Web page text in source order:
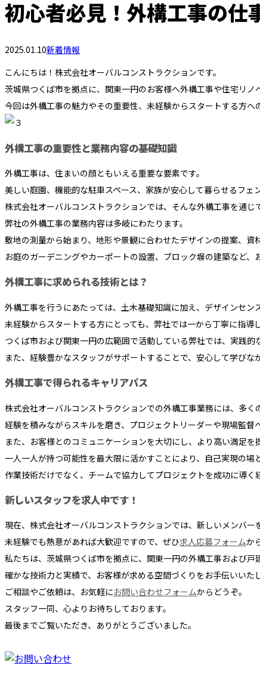
初心者必見！外構工事の仕
2025.01.10新着情報
こんにちは！株式会社オーバルコンストラクションです。
茨城県つくば市を拠点に、関東一円のお客様へ外構工事や住宅リノ
今回は外構工事の魅力やその重要性、未経験からスタートする方へ
外構工事の重要性と業務内容の基礎知識
外構工事は、住まいの顔ともいえる重要な要素です。
美しい庭園、機能的な駐車スペース、家族が安心して暮らせるフェ
株式会社オーバルコンストラクションでは、そんな外構工事を通
弊社の外構工事の業務内容は多岐にわたります。
敷地の測量から始まり、地形や景観に合わせたデザインの提案、資
お庭のガーデニングやカーポートの設置、ブロック塀の建築など、
外構工事に求められる技術とは？
外構工事を行うにあたっては、土木基礎知識に加え、デザインセン
未経験からスタートする方にとっても、弊社では一から丁寧に指導
つくば市および関東一円の広範囲で活動している弊社では、実践
また、経験豊かなスタッフがサポートすることで、安心して学びな
外構工事で得られるキャリアパス
株式会社オーバルコンストラクションでの外構工事業務には、多く
経験を積みながらスキルを磨き、プロジェクトリーダーや現場監督
また、お客様とのコミュニケーションを大切にし、より高い満足
一人一人が持つ可能性を最大限に活かすことにより、自己実現の場
作業技術だけでなく、チームで協力してプロジェクトを成功に導く
新しいスタッフを求人中です！
現在、株式会社オーバルコンストラクションでは、新しいメンバー
未経験でも熱意があれば大歓迎ですので、ぜひ求人応募フォームか
私たちは、茨城県つくば市を拠点に、関東一円の外構工事および戸
確かな技術力と実績で、お客様が求める空間づくりをお手伝いいたし
ご相談やご依頼は、お気軽にお問い合わせフォームからどうぞ。
スタッフ一同、心よりお待ちしております。
最後までご覧いただき、ありがとうございました。